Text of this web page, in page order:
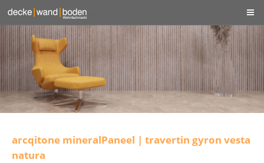
arcqitone mineralPaneel | travertin gyron vesta
natura